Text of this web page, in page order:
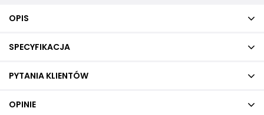
OPIS
SPECYFIKACJA
PYTANIA KLIENTÓW
OPINIE